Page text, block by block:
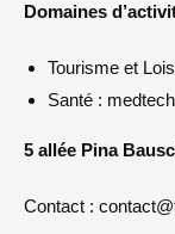
Domaines
Tourisme et
Santé :
5 allée Pina
Contact :